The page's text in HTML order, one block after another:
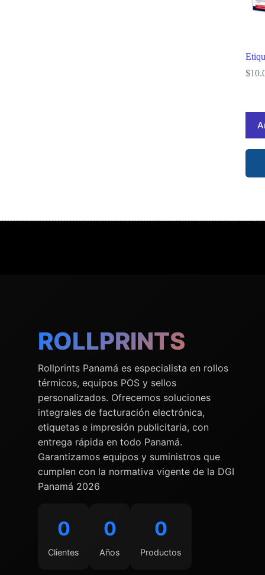
$
ROLLPRINTS
Rollprints Panamá es especialista en rollos
térmicos, equipos POS y sellos
personalizados. Ofrecemos soluciones
integrales de facturación electrónica,
etiquetas e impresión publicitaria, con
entrega rápida en todo Panamá.
Garantizamos equipos y suministros que
cumplen con la normativa vigente de la DGI
Panamá 2026
0
Clientes
0
Años
0
Productos